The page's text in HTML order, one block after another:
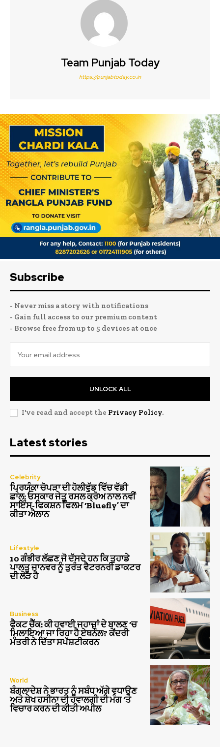
Team Punjab Today
https://punjabtoday.co.in
Subscribe
- Never miss a story with notifications
- Gain full access to our premium content
- Browse free from up to 5 devices at once
UNLOCK ALL
I've read and accept the Privacy Policy.
Latest stories
Celebrity
ਪ੍ਰਿਯੰਕਾ ਚੋਪੜਾ ਦੀ ਹੋਲੀਵੁੱਡ ਵਿੱਚ ਵੱਡੀ
ਛਾਲ: ਓਸਕਾਰ ਜੇਤੂ ਰਸਲ ਕ੍ਰੋਅ ਨਾਲ ਨਵੀਂ
ਸਾਇੰਸ-ਫਿਕਸ਼ਨ ਫਿਲਮ ‘Bluefly’ ਦਾ
ਕੀਤਾ ਐਲਾਨ
Lifestyle
10 ਗੰਭੀਰ ਲੱਛਣ ਜੋ ਦੱਸਦੇ ਹਨ ਕਿ ਤੁਹਾਡੇ
ਪਾਲਤੂ ਜਾਨਵਰ ਨੂੰ ਤੁਰੰਤ ਵੈਟਰਨਰੀ ਡਾਕਟਰ
ਦੀ ਲੋੜ ਹੈ
Business
ਫੈਕਟ ਚੈੱਕ: ਕੀ ਹਵਾਈ ਜਹਾਜ਼ਾਂ ਦੇ ਬਾਲਣ ‘ਚ
ਮਿਲਾਇਆ ਜਾ ਰਿਹਾ ਹੈ ਏਥਨੌਲ? ਕੇਂਦਰੀ
ਮੰਤਰੀ ਨੇ ਦਿੱਤਾ ਸਪੱਸ਼ਟੀਕਰਨ
World
ਬੰਗਲਾਦੇਸ਼ ਨੇ ਭਾਰਤ ਨੂੰ ਸਬੰਧ ਅੱਗੇ ਵਧਾਉਣ
ਅਤੇ ਸ਼ੇਖ ਹਸੀਨਾ ਦੀ ਹਵਾਲਗੀ ਦੀ ਮੰਗ ‘ਤੇ
ਵਿਚਾਰ ਕਰਨ ਦੀ ਕੀਤੀ ਅਪੀਲ